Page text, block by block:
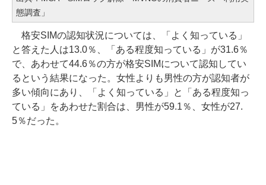
態調査」
格安SIMの認知状況については、「よく知っている」
と答えた人は13.0％、「ある程度知っている」が31.6％
で、あわせて44.6％の方が格安SIMについて認知してい
るという結果になった。女性よりも男性の方が認知者が
多い傾向にあり、「よく知っている」と「ある程度知っ
ている」をあわせた割合は、男性が59.1％、女性が27.
5％だった。